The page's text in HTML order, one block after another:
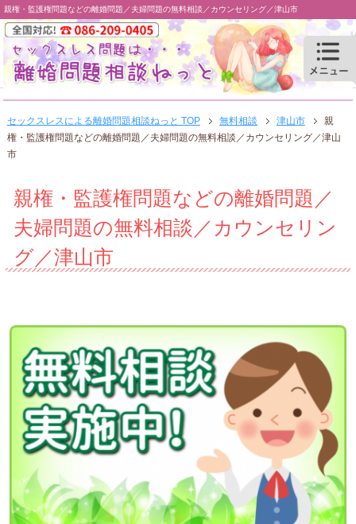
親権・監護権問題などの離婚問題／夫婦問題の無料相談／カウンセリング／津山市
セックスレスによる離婚問題相談ねっと TOP 無料相談 津山市
親
権・監護権問題などの離婚問題／夫婦問題の無料相談／カウンセリング／津山
市
親権・監護権問題などの離婚問題／
夫婦問題の無料相談／カウンセリン
グ／津山市